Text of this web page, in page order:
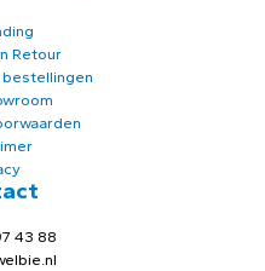
Retour
43 88